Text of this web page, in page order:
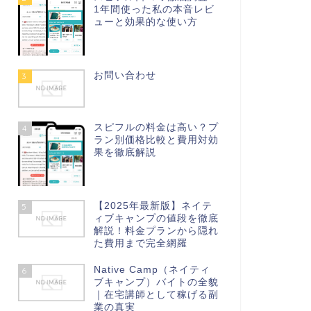
1年間使った私の本音レビ
ューと効果的な使い方
3 お問い合わせ
4
スピフルの料金は高い？プ
ラン別価格比較と費用対効
果を徹底解説
5
【2025年最新版】ネイテ
ィブキャンプの値段を徹底
解説！料金プランから隠れ
た費用まで完全網羅
6
Native Camp（ネイティ
ブキャンプ）バイトの全貌
｜在宅講師として稼げる副
業の真実